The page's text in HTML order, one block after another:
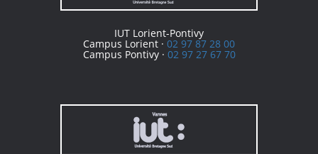
IUT Lorient-Pontivy
Campus Lorient · 02 97 87 28 00
Campus Pontivy · 02 97 27 67 70